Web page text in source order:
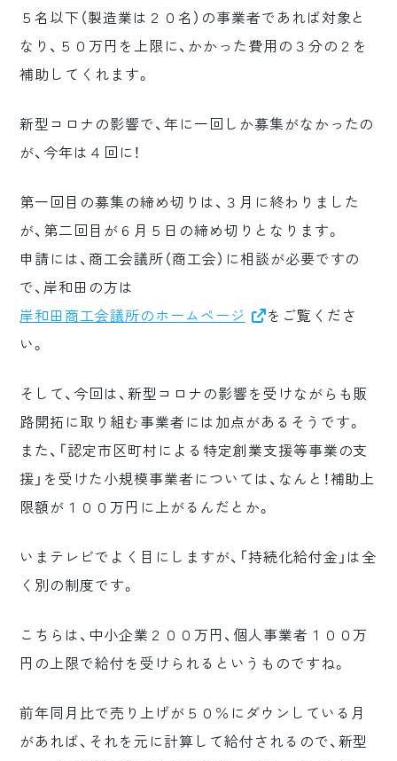
５名以下（製造業は２０名）の事業者であれば対象と
なり、５０万円を上限に、かかった費用の３分の２を
補助してくれます。
新型コロナの影響で、年に一回しか募集がなかったの
が、今年は４回に！
第一回目の募集の締め切りは、３月に終わりました
が、第二回目が６月５日の締め切りとなります。
申請には、商工会議所（商工会）に相談が必要ですの
で、岸和田の方は
岸和田商工会議所のホームページ
をご覧くださ
い。
そして、今回は、新型コロナの影響を受けながらも販
路開拓に取り組む事業者には加点があるそうです。
また、「認定市区町村による特定創業支援等事業の支
援」を受けた小規模事業者については、なんと！補助上
限額が１００万円に上がるんだとか。
いまテレビでよく目にしますが、「持続化給付金」は全
く別の制度です。
こちらは、中小企業２００万円、個人事業者１００万
円の上限で給付を受けられるというものですね。
前年同月比で売り上げが５０％にダウンしている月
があれば、それを元に計算して給付されるので、新型